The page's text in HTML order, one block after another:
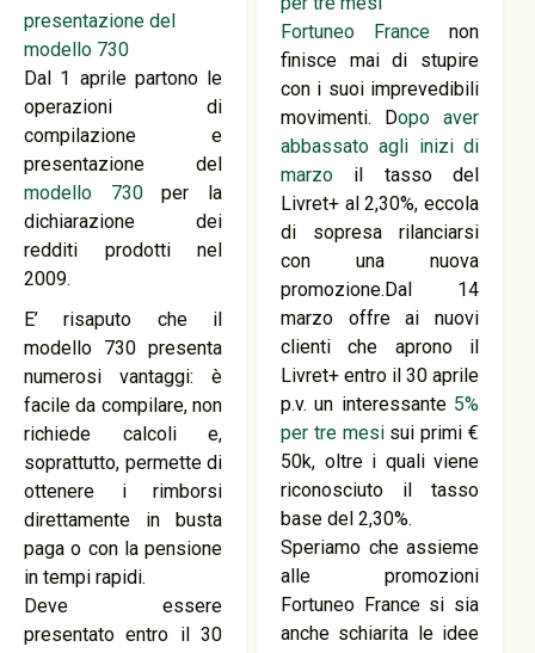
Dal 1 aprile partono le
operazioni di
compilazione e
presentazione del
modello 730per la
dichiarazione dei
redditi prodotti nel
2009.
E’ risaputo che il
modello 730 presenta
numerosi vantaggi: è
facile da compilare, non
richiede calcoli e,
soprattutto, permette di
ottenere i rimborsi
direttamente in busta
paga o con la pensione
in tempi rapidi.
Deve essere
presentato entro il 30
Fortuneo France non
finisce mai di stupire
con i suoi imprevedibili
movimenti. Dopo aver
abbassato agli inizi di
marzo il tasso del
Livret+ al 2,30%, eccola
di sopresa rilanciarsi
con una nuova
promozione.Dal 14
marzo offre ai nuovi
clienti che aprono il
Livret+ entro il 30 aprile
p.v. un interessante 5%
per tre mesisui primi €
50k, oltre i quali viene
riconosciuto il tasso
base del 2,30%.
Speriamo che assieme
alle promozioni
Fortuneo France si sia
anche schiarita le idee